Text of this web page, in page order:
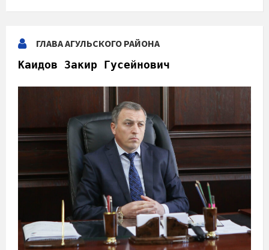
ГЛАВА АГУЛЬСКОГО РАЙОНА
Каидов Закир Гусейнович